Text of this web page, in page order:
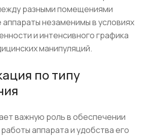
разными помещениями
незаменимы в условиях
и интенсивного графика
манипуляций.
по типу
важную роль в обеспечении
аппарата и удобства его